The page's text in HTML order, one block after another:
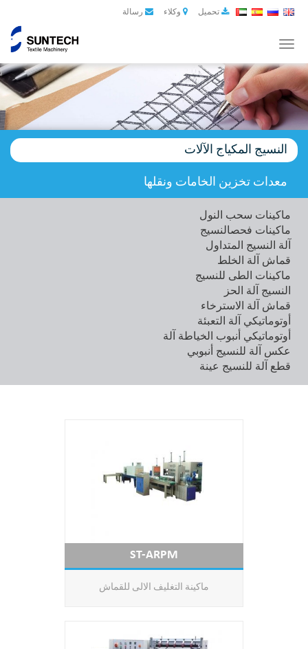
تحميل وكلاء رسالة
Toggle
navigation
النسيج المكياج الآلات
معدات تخزين الخامات ونقلها
ماكینات سحب النول
ماكینات فحصالنسیج
آلة النسيج المتداول
قماش آلة الخلط
ماكينات الطى للنسيج
النسيج آلة الحز
قماش آلة الاسترخاء
أوتوماتيكي آلة التعبئة
أوتوماتيكي أنبوب الخياطة آلة
عكس آلة للنسيج أنبوبي
قطع آلة للنسيج عينة
ST-ARPM
ماكينة التغليف الالى للقماش